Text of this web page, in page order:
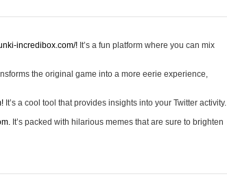
incredibox.com/! It’s a fun platform where you can mix
the original game into a more eerie experience,
It’s a cool tool that provides insights into your Twitter activity.
It’s packed with hilarious memes that are sure to brighten